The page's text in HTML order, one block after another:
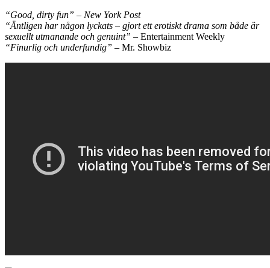
“Good, dirty fun” – New York Post
“Äntligen har någon lyckats – gjort ett erotiskt drama som både är
sexuellt utmanande och genuint” – Entertainment Weekly
“Finurlig och underfundig” – Mr. Showbiz